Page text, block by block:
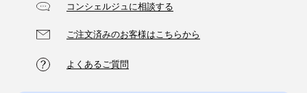
コンシェルジュに相談する
ご注文済みのお客様はこちらから
よくあるご質問